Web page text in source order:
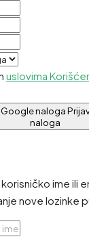
uslovima
naloga
ime ili
nove lozinke